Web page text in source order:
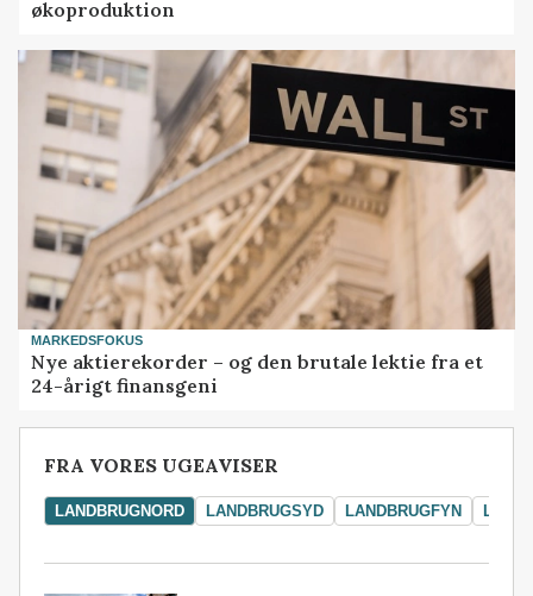
økoproduktion
MARKEDSFOKUS
Nye aktierekorder – og den brutale lektie fra et
24-årigt finansgeni
FRA VORES UGEAVISER
LANDBRUGNORD LANDBRUGSYD LANDBRUGFYN